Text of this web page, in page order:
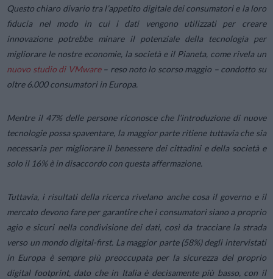
Questo chiaro divario tral’appetito digitale dei consumatori e la loro
fiducia nel modo in cui i dati vengono utilizzati per creare
innovazione potrebbe minare il potenziale della tecnologia per
migliorare le nostre economie, la società e il Pianeta, come rivela un
nuovo studio di VMware– reso noto lo scorso maggio – condotto su
oltre 6.000 consumatori in Europa.
Mentre il 47% delle persone riconosce che l’introduzione di nuove
tecnologie possa spaventare, la maggior parte ritiene tuttavia che sia
necessaria per migliorare il benessere dei cittadini e della società e
solo il 16% è in disaccordo con questa affermazione.
Tuttavia, i risultati della ricerca rivelano anche cosa il governo e il
mercato devono fare per garantire che i consumatori siano a proprio
agio e sicuri nella condivisione dei dati, così da tracciare la strada
verso un mondo digital-first. La maggior parte (58%) degli intervistati
in Europa è sempre più preoccupata per la sicurezza del proprio
digital footprint, dato che in Italia è decisamente più basso, con il